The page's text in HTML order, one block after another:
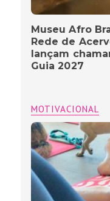
Museu Afro
Rede de
lançam
Guia 2027
MOTIVACIONAL